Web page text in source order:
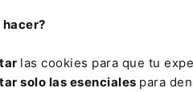
hacer?
las cookies para que tu
solo las esenciales para